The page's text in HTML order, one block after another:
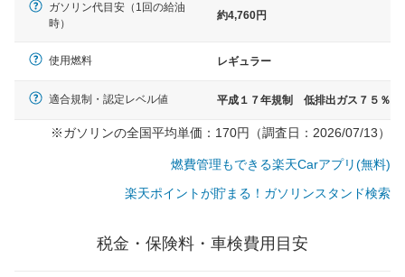
ガソリン代目安（1回の給油
時）
約4,760円
使用燃料 レギュラー
適合規制・認定レベル値 平成１７年規制 低排出ガス７５％
※ガソリンの全国平均単価：170円（調査日：2026/07/13）
燃費管理もできる楽天Carアプリ(無料)
楽天ポイントが貯まる！ガソリンスタンド検索
税金・保険料・車検費用目安